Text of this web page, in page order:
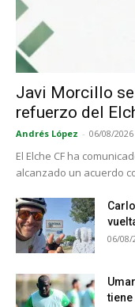
Javi Morcillo
refuerzo del
Andrés López - 06/08/2026
El Elche CF ha
alcanzado un acuerdo
06/08/
tiene